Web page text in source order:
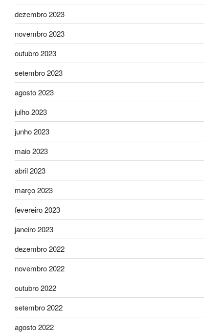
dezembro 2023
novembro 2023
outubro 2023
setembro 2023
agosto 2023
julho 2023
junho 2023
maio 2023
abril 2023
março 2023
fevereiro 2023
janeiro 2023
dezembro 2022
novembro 2022
outubro 2022
setembro 2022
agosto 2022